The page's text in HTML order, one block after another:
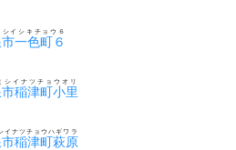
一色町６
イシキチョウ６
稲津町小里
シイナツチョウオリ
稲津町萩原
イナツチョウハギワラ